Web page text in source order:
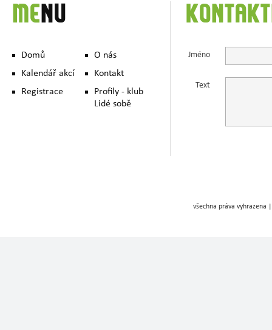
MENU
Domů
O nás
Kalendář akcí
Kontakt
Registrace
Profily - klub
Lidé sobě
Jméno
Text
všechna práva